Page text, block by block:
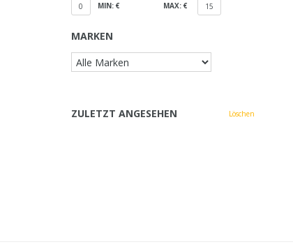
0 MIN: € MAX: € 15
MARKEN
ZULETZT ANGESEHEN Löschen